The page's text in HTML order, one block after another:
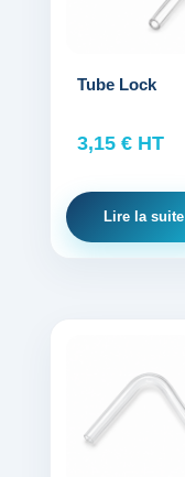
Tube Lock
3,15 € HT
Lire la suite